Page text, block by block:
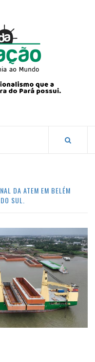
MUNDO.
DA ATEM EM BELÉM
SUL.